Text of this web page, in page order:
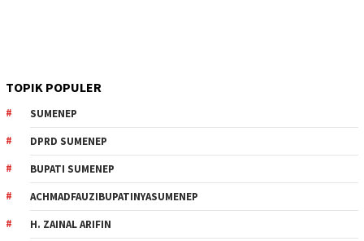
TOPIK POPULER
SUMENEP
DPRD SUMENEP
BUPATI SUMENEP
ACHMADFAUZIBUPATINYASUMENEP
H. ZAINAL ARIFIN